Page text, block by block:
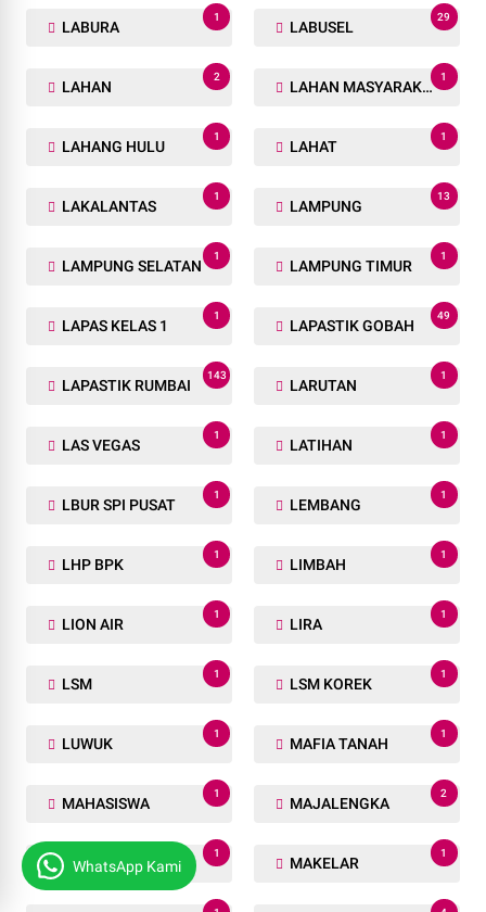
LABURA
1
LABUSEL
29
LAHAN
2
LAHAN MASYARAKAT
1
LAHANG HULU
1
LAHAT
1
LAKALANTAS
1
LAMPUNG
13
LAMPUNG SELATAN
1
LAMPUNG TIMUR
1
LAPAS KELAS 1
1
LAPASTIK GOBAH
49
LAPASTIK RUMBAI
143
LARUTAN
1
LAS VEGAS
1
LATIHAN
1
LBUR SPI PUSAT
1
LEMBANG
1
LHP BPK
1
LIMBAH
1
LION AIR
1
LIRA
1
LSM
1
LSM KOREK
1
LUWUK
1
MAFIA TANAH
1
MAHASISWA
1
MAJALENGKA
2
MAKAMAN
1
MAKELAR
1
WhatsApp Kami